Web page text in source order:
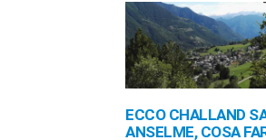
ECCO CHALLAND
ANSELME, COSA